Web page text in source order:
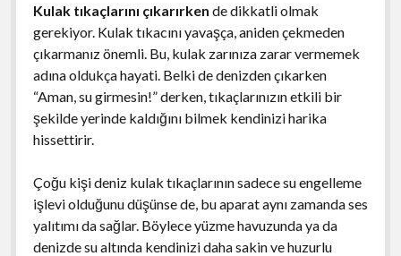
Kulak tıkaçlarını çıkarırken de dikkatli olmak
gerekiyor. Kulak tıkacını yavaşça, aniden çekmeden
çıkarmanız önemli. Bu, kulak zarınıza zarar vermemek
adına oldukça hayati. Belki de denizden çıkarken
“Aman, su girmesin!” derken, tıkaçlarınızın etkili bir
şekilde yerinde kaldığını bilmek kendinizi harika
hissettirir.
Çoğu kişi deniz kulak tıkaçlarının sadece su engelleme
işlevi olduğunu düşünse de, bu aparat aynı zamanda ses
yalıtımı da sağlar. Böylece yüzme havuzunda ya da
denizde su altında kendinizi daha sakin ve huzurlu